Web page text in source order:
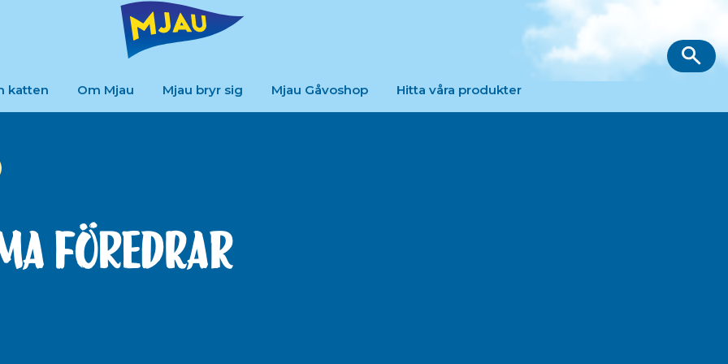
katten Om Mjau Mjau bryr sig Mjau Gåvoshop Hitta våra produkter
föredrar